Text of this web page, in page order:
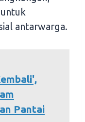
antarwarga.
Pantai